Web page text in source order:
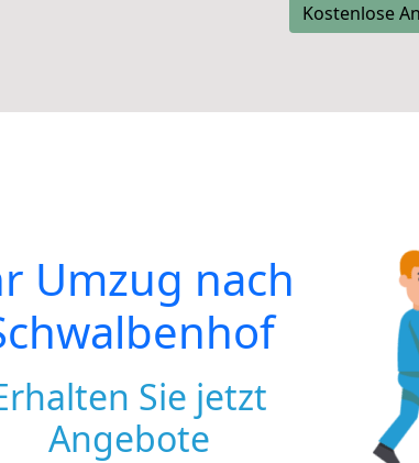
Kostenlose
Umzug nach
Sie jetzt
Angebote